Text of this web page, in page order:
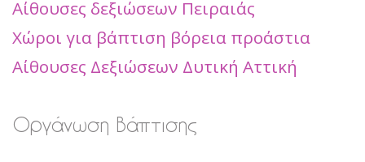
Αίθουσες δεξιώσεων Πειραιάς
Χώροι για βάπτιση βόρεια προάστια
Αίθουσες Δεξιώσεων Δυτική Αττική
Οργάνωση Βάπτισης